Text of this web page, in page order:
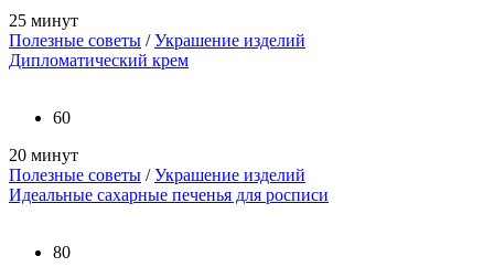
25 минут
Полезные советы /Украшение изделий
Дипломатический крем
60
20 минут
Полезные советы /Украшение изделий
Идеальные сахарные печенья для росписи
80